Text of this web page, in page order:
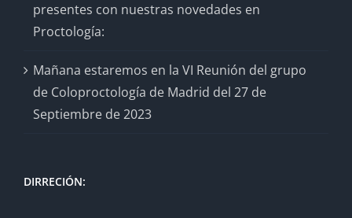
presentes con nuestras novedades en
Proctología:
Mañana estaremos en la VI Reunión del grupo
de Coloproctología de Madrid del 27 de
Septiembre de 2023
DIRRECIÓN: